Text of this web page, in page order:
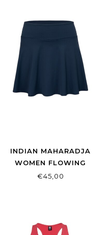
INDIAN MAHARADJA
WOMEN FLOWING
SKIRT NIGHT BLUE
€45,00